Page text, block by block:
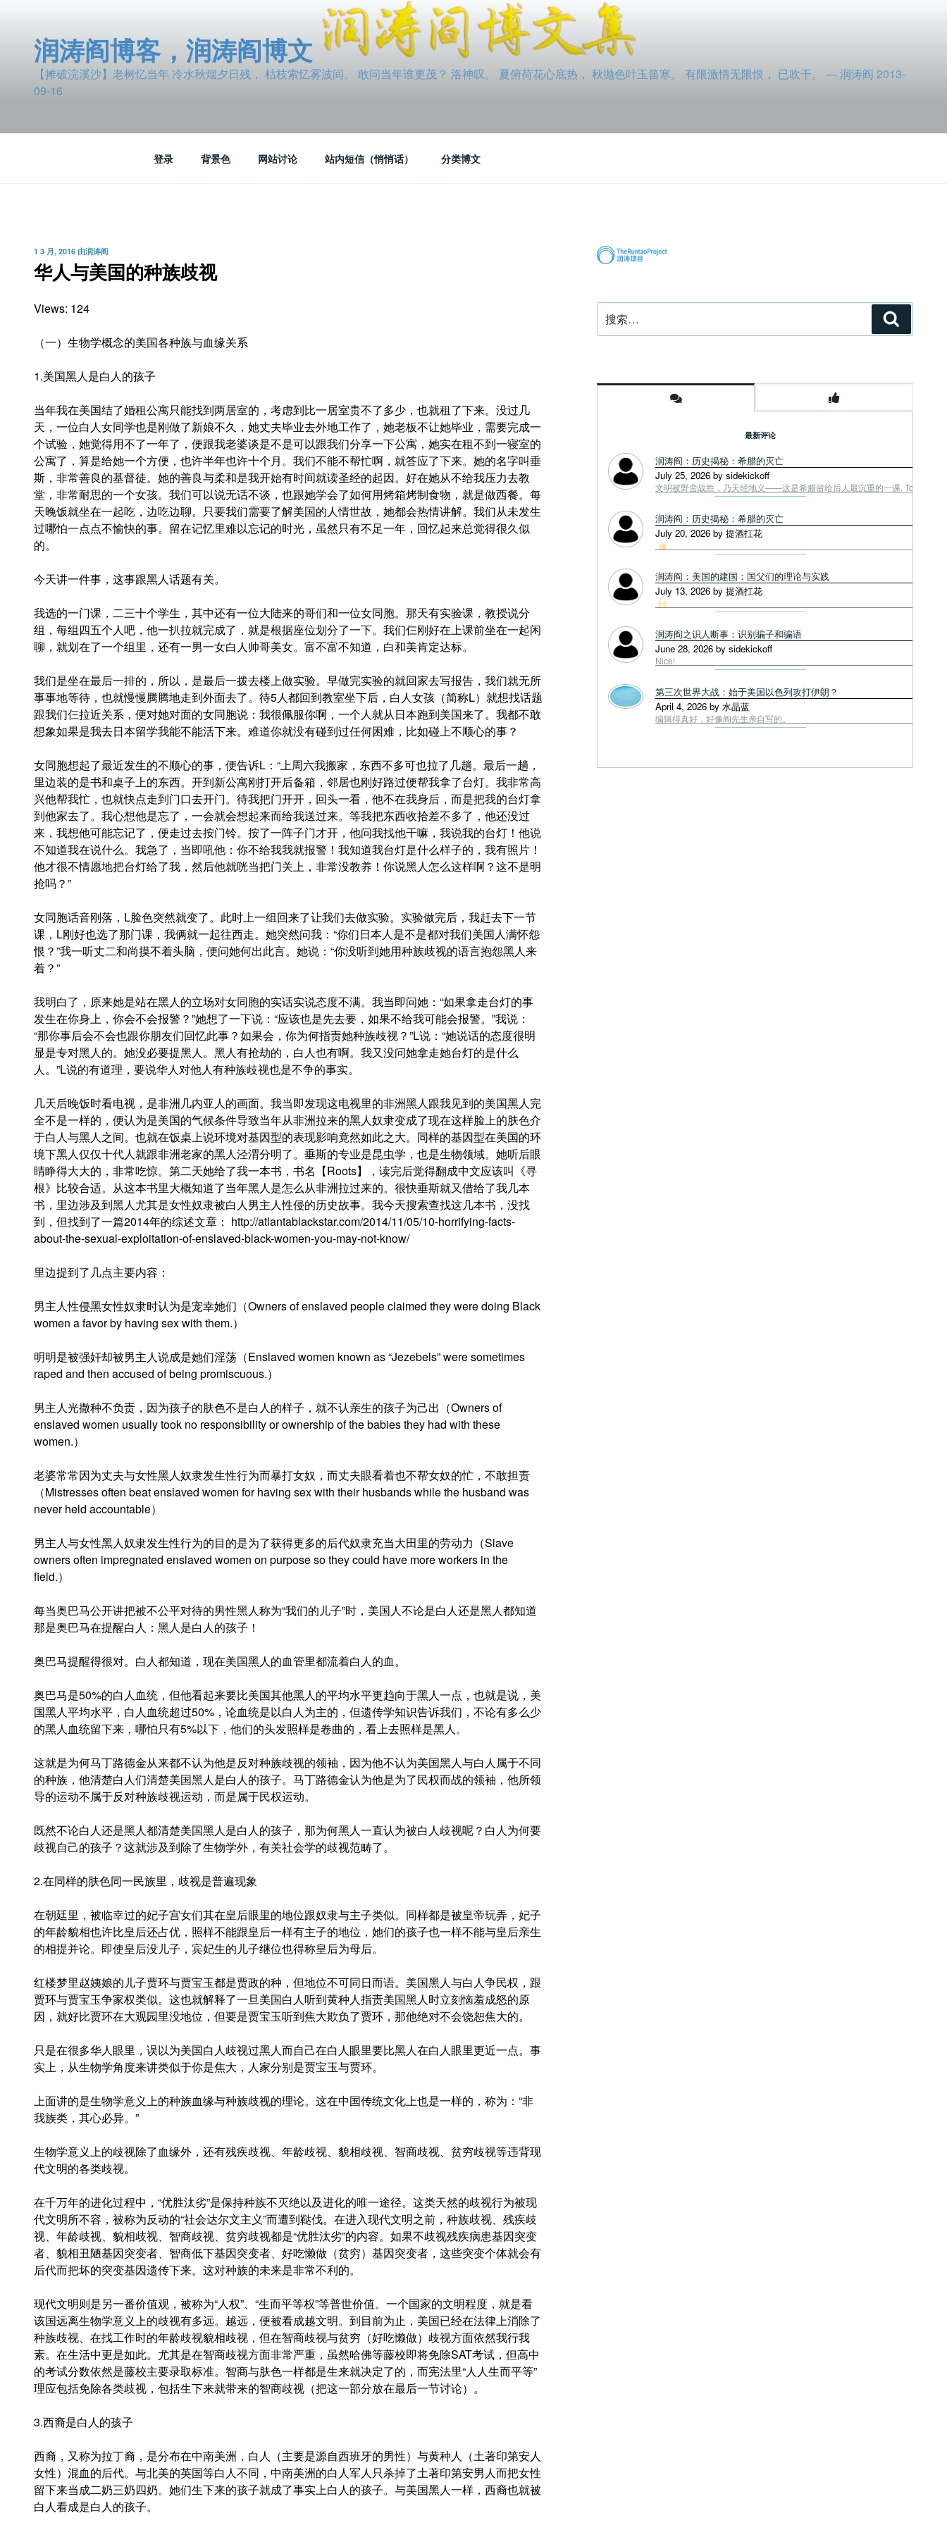
润涛阎博客，润涛阎博文
【摊破浣溪沙】老树忆当年 冷水秋烟夕日残， 枯枝索忆雾波间。 敢问当年谁更茂？ 洛神叹。 夏俯荷花心底热， 秋抛色叶玉笛寒。 有限激情无限恨， 已吹干。 — 润涛阎 2013-
09-16
登录 背景色 网站讨论 站内短信（悄悄话） 分类博文
发
布
于
1 3 月, 2016 由润涛阎
华人与美国的种族歧视
Views: 124
（一）生物学概念的美国各种族与血缘关系
1.美国黑人是白人的孩子
当年我在美国结了婚租公寓只能找到两居室的，考虑到比一居室贵不了多少，也就租了下来。没过几
天，一位白人女同学也是刚做了新娘不久，她丈夫毕业去外地工作了，她老板不让她毕业，需要完成一
个试验，她觉得用不了一年了，便跟我老婆谈是不是可以跟我们分享一下公寓，她实在租不到一寝室的
公寓了，算是给她一个方便，也许半年也许十个月。我们不能不帮忙啊，就答应了下来。她的名字叫垂
斯，非常善良的基督徒。她的善良与柔和是我开始有时间就读圣经的起因。好在她从不给我压力去教
堂，非常耐思的一个女孩。我们可以说无话不谈，也跟她学会了如何用烤箱烤制食物，就是做西餐。每
天晚饭就坐在一起吃，边吃边聊。只要我们需要了解美国的人情世故，她都会热情讲解。我们从未发生
过哪怕一点点不愉快的事。留在记忆里难以忘记的时光，虽然只有不足一年，回忆起来总觉得很久似
的。
今天讲一件事，这事跟黑人话题有关。
我选的一门课，二三十个学生，其中还有一位大陆来的哥们和一位女同胞。那天有实验课，教授说分
组，每组四五个人吧，他一扒拉就完成了，就是根据座位划分了一下。我们仨刚好在上课前坐在一起闲
聊，就划在了一个组里，还有一男一女白人帅哥美女。富不富不知道，白和美肯定达标。
我们是坐在最后一排的，所以，是最后一拨去楼上做实验。早做完实验的就回家去写报告，我们就无所
事事地等待，也就慢慢腾腾地走到外面去了。待5人都回到教室坐下后，白人女孩（简称L）就想找话题
跟我们仨拉近关系，便对她对面的女同胞说：我很佩服你啊，一个人就从日本跑到美国来了。我都不敢
想象如果是我去日本留学我能不能活下来。难道你就没有碰到过任何困难，比如碰上不顺心的事？
女同胞想起了最近发生的不顺心的事，便告诉L：“上周六我搬家，东西不多可也拉了几趟。最后一趟，
里边装的是书和桌子上的东西。开到新公寓刚打开后备箱，邻居也刚好路过便帮我拿了台灯。我非常高
兴他帮我忙，也就快点走到门口去开门。待我把门开开，回头一看，他不在我身后，而是把我的台灯拿
到他家去了。我心想他是忘了，一会就会想起来而给我送过来。等我把东西收拾差不多了，他还没过
来，我想他可能忘记了，便走过去按门铃。按了一阵子门才开，他问我找他干嘛，我说我的台灯！他说
不知道我在说什么。我急了，当即吼他：你不给我我就报警！我知道我台灯是什么样子的，我有照片！
他才很不情愿地把台灯给了我，然后他就咣当把门关上，非常没教养！你说黑人怎么这样啊？这不是明
抢吗？”
女同胞话音刚落，L脸色突然就变了。此时上一组回来了让我们去做实验。实验做完后，我赶去下一节
课，L刚好也选了那门课，我俩就一起往西走。她突然问我：“你们日本人是不是都对我们美国人满怀怨
恨？”我一听丈二和尚摸不着头脑，便问她何出此言。她说：“你没听到她用种族歧视的语言抱怨黑人来
着？”
我明白了，原来她是站在黑人的立场对女同胞的实话实说态度不满。我当即问她：“如果拿走台灯的事
发生在你身上，你会不会报警？”她想了一下说：“应该也是先去要，如果不给我可能会报警。”我说：
“那你事后会不会也跟你朋友们回忆此事？如果会，你为何指责她种族歧视？”L说：“她说话的态度很明
显是专对黑人的。她没必要提黑人。黑人有抢劫的，白人也有啊。我又没问她拿走她台灯的是什么
人。”L说的有道理，要说华人对他人有种族歧视也是不争的事实。
几天后晚饭时看电视，是非洲几内亚人的画面。我当即发现这电视里的非洲黑人跟我见到的美国黑人完
全不是一样的，便认为是美国的气候条件导致当年从非洲拉来的黑人奴隶变成了现在这样脸上的肤色介
于白人与黑人之间。也就在饭桌上说环境对基因型的表现影响竟然如此之大。同样的基因型在美国的环
境下黑人仅仅十代人就跟非洲老家的黑人泾渭分明了。垂斯的专业是昆虫学，也是生物领域。她听后眼
睛睁得大大的，非常吃惊。第二天她给了我一本书，书名【Roots】，读完后觉得翻成中文应该叫《寻
根》比较合适。从这本书里大概知道了当年黑人是怎么从非洲拉过来的。很快垂斯就又借给了我几本
书，里边涉及到黑人尤其是女性奴隶被白人男主人性侵的历史故事。我今天搜索查找这几本书，没找
到，但找到了一篇2014年的综述文章： http://atlantablackstar.com/2014/11/05/10-horrifying-facts-
about-the-sexual-exploitation-of-enslaved-black-women-you-may-not-know/
里边提到了几点主要内容：
男主人性侵黑女性奴隶时认为是宠幸她们（Owners of enslaved people claimed they were doing Black
women a favor by having sex with them.）
明明是被强奸却被男主人说成是她们淫荡（Enslaved women known as “Jezebels” were sometimes
raped and then accused of being promiscuous.）
男主人光撒种不负责，因为孩子的肤色不是白人的样子，就不认亲生的孩子为己出（Owners of
enslaved women usually took no responsibility or ownership of the babies they had with these
women.）
老婆常常因为丈夫与女性黑人奴隶发生性行为而暴打女奴，而丈夫眼看着也不帮女奴的忙，不敢担责
（Mistresses often beat enslaved women for having sex with their husbands while the husband was
never held accountable）
男主人与女性黑人奴隶发生性行为的目的是为了获得更多的后代奴隶充当大田里的劳动力（Slave
owners often impregnated enslaved women on purpose so they could have more workers in the
field.）
每当奥巴马公开讲把被不公平对待的男性黑人称为“我们的儿子”时，美国人不论是白人还是黑人都知道
那是奥巴马在提醒白人：黑人是白人的孩子！
奥巴马提醒得很对。白人都知道，现在美国黑人的血管里都流着白人的血。
奥巴马是50%的白人血统，但他看起来要比美国其他黑人的平均水平更趋向于黑人一点，也就是说，美
国黑人平均水平，白人血统超过50%，论血统是以白人为主的，但遗传学知识告诉我们，不论有多么少
的黑人血统留下来，哪怕只有5%以下，他们的头发照样是卷曲的，看上去照样是黑人。
这就是为何马丁路德金从来都不认为他是反对种族歧视的领袖，因为他不认为美国黑人与白人属于不同
的种族，他清楚白人们清楚美国黑人是白人的孩子。马丁路德金认为他是为了民权而战的领袖，他所领
导的运动不属于反对种族歧视运动，而是属于民权运动。
既然不论白人还是黑人都清楚美国黑人是白人的孩子，那为何黑人一直认为被白人歧视呢？白人为何要
歧视自己的孩子？这就涉及到除了生物学外，有关社会学的歧视范畴了。
2.在同样的肤色同一民族里，歧视是普遍现象
在朝廷里，被临幸过的妃子宫女们其在皇后眼里的地位跟奴隶与主子类似。同样都是被皇帝玩弄，妃子
的年龄貌相也许比皇后还占优，照样不能跟皇后一样有主子的地位，她们的孩子也一样不能与皇后亲生
的相提并论。即使皇后没儿子，宾妃生的儿子继位也得称皇后为母后。
红楼梦里赵姨娘的儿子贾环与贾宝玉都是贾政的种，但地位不可同日而语。美国黑人与白人争民权，跟
贾环与贾宝玉争家权类似。这也就解释了一旦美国白人听到黄种人指责美国黑人时立刻恼羞成怒的原
因，就好比贾环在大观园里没地位，但要是贾宝玉听到焦大欺负了贾环，那他绝对不会饶恕焦大的。
只是在很多华人眼里，误以为美国白人歧视过黑人而自己在白人眼里要比黑人在白人眼里更近一点。事
实上，从生物学角度来讲类似于你是焦大，人家分别是贾宝玉与贾环。
上面讲的是生物学意义上的种族血缘与种族歧视的理论。这在中国传统文化上也是一样的，称为：“非
我族类，其心必异。”
生物学意义上的歧视除了血缘外，还有残疾歧视、年龄歧视、貌相歧视、智商歧视、贫穷歧视等违背现
代文明的各类歧视。
在千万年的进化过程中，“优胜汰劣”是保持种族不灭绝以及进化的唯一途径。这类天然的歧视行为被现
代文明所不容，被称为反动的“社会达尔文主义”而遭到鞑伐。在进入现代文明之前，种族歧视、残疾歧
视、年龄歧视、貌相歧视、智商歧视、贫穷歧视都是“优胜汰劣”的内容。如果不歧视残疾病患基因突变
者、貌相丑陋基因突变者、智商低下基因突变者、好吃懒做（贫穷）基因突变者，这些突变个体就会有
后代而把坏的突变基因遗传下来。这对种族的未来是非常不利的。
现代文明则是另一番价值观，被称为“人权”、“生而平等权”等普世价值。一个国家的文明程度，就是看
该国远离生物学意义上的歧视有多远。越远，便被看成越文明。到目前为止，美国已经在法律上消除了
种族歧视、在找工作时的年龄歧视貌相歧视，但在智商歧视与贫穷（好吃懒做）歧视方面依然我行我
素。在生活中更是如此。尤其是在智商歧视方面非常严重，虽然哈佛等藤校即将免除SAT考试，但高中
的考试分数依然是藤校主要录取标准。智商与肤色一样都是生来就决定了的，而宪法里“人人生而平等”
理应包括免除各类歧视，包括生下来就带来的智商歧视（把这一部分放在最后一节讨论）。
3.西裔是白人的孩子
西裔，又称为拉丁裔，是分布在中南美洲，白人（主要是源自西班牙的男性）与黄种人（土著印第安人
女性）混血的后代。与北美的英国等白人不同，中南美洲的白人军人只杀掉了土著印第安男人而把女性
留下来当成二奶三奶四奶。她们生下来的孩子就成了事实上白人的孩子。与美国黑人一样，西裔也就被
白人看成是白人的孩子。
索：
索
最新评论
润涛阎：历史揭秘：希腊的灭亡
July 25, 2026 by sidekickoff
文明被野蛮战胜，乃天经地义——这是希腊留给后人最沉重的一课. Tough
润涛阎：历史揭秘：希腊的灭亡
July 20, 2026 by 提酒扛花
润涛阎：美国的建国：国父们的理论与实践
July 13, 2026 by 提酒扛花
润涛阎之识人断事：识别骗子和骗语
June 28, 2026 by sidekickoff
Nice!
第三次世界大战：始于美国以色列攻打伊朗？
April 4, 2026 by 水晶蓝
编辑得真好，好像阎先生亲自写的。